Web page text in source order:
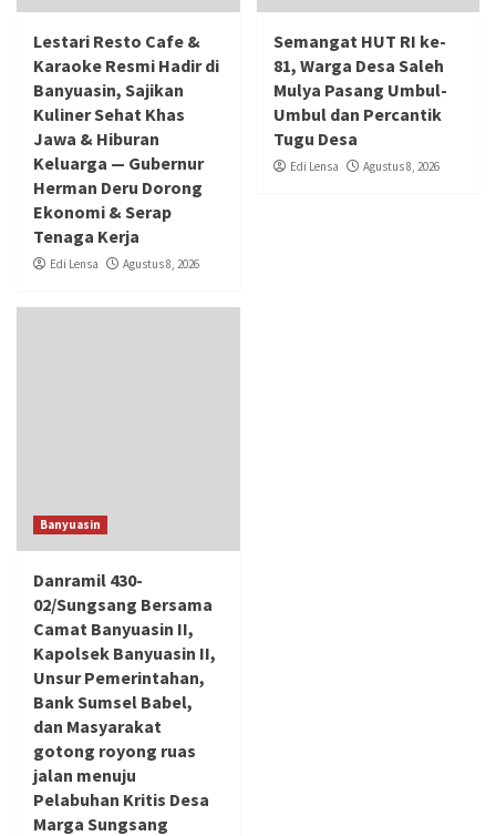
Lestari Resto Cafe &
Karaoke Resmi Hadir di
Banyuasin, Sajikan
Kuliner Sehat Khas
Jawa & Hiburan
Keluarga — Gubernur
Herman Deru Dorong
Ekonomi & Serap
Tenaga Kerja
Edi Lensa Agustus 8, 2026
Semangat HUT RI ke-
81, Warga Desa Saleh
Mulya Pasang Umbul-
Umbul dan Percantik
Tugu Desa
Edi Lensa Agustus 8, 2026
Banyuasin
Danramil 430-
02/Sungsang Bersama
Camat Banyuasin II,
Kapolsek Banyuasin II,
Unsur Pemerintahan,
Bank Sumsel Babel,
dan Masyarakat
gotong royong ruas
jalan menuju
Pelabuhan Kritis Desa
Marga Sungsang